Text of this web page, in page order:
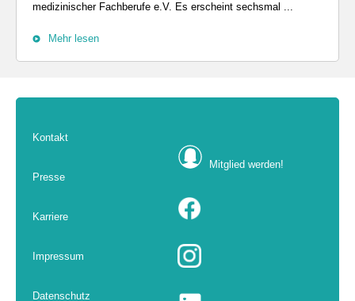
medizinischer Fachberufe e.V. Es erscheint sechsmal ...
Mehr lesen
Kontakt
Presse
Karriere
Impressum
Datenschutz
Mitglied werden!